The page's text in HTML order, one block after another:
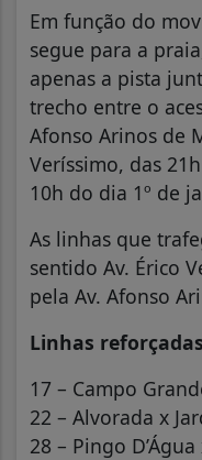
Em função do
segue para a
apenas a pista
trecho entre o
Afonso Arinos de
Veríssimo, das
10h do dia 1º de
As linhas que
sentido Av. Érico
pela Av. Afonso
Linhas
17 – Campo
22 – Alvorada x
28 – Pingo